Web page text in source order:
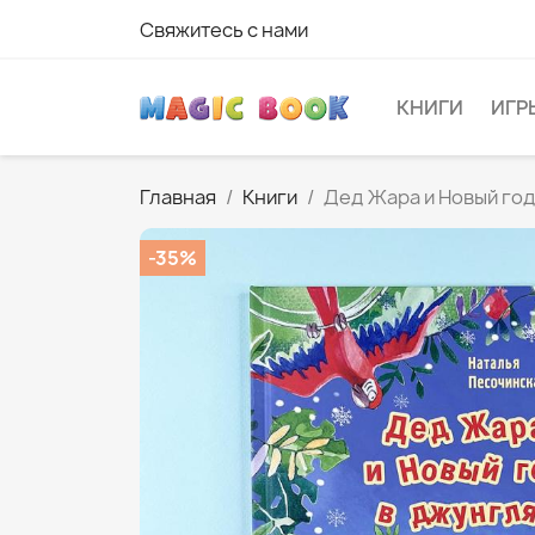
Свяжитесь с нами
КНИГИ
Главная Книги Дед Жара и Новый
-35%